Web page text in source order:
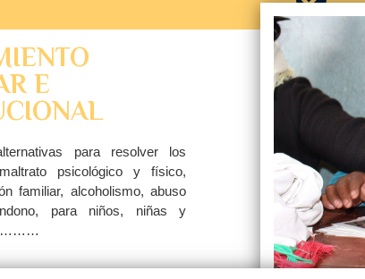
E
para resolver los
psicológico y físico,
familiar, alcoholismo, abuso
para niños, niñas y